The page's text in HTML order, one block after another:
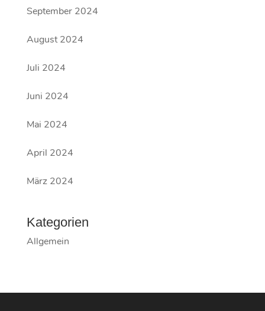
September 2024
August 2024
Juli 2024
Juni 2024
Mai 2024
April 2024
März 2024
Kategorien
Allgemein